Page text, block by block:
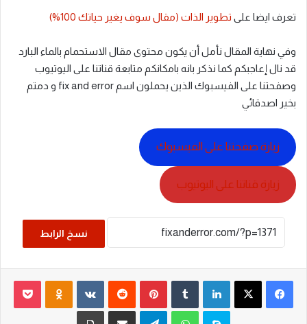
تعرف ايضا على تطوير الذات (مقال سوف يغير حياتك 100%)
وفي نهاية المقال نأمل أن يكون محتوى مقال الاستحمام بالماء البارد
قد نال إعاجبكم كما نذكر بانه بامكانكم متابعة قناتنا على اليوتيوب
وصفحتنا على الفيسبوك الذين يحملون اسم fix and error و دمتم
بخير اصدقائي
زيارة صفحتنا على الفيسبوك
زيارة قناتنا على اليوتيوب
نسخ الرابط
فيسبوك‫X لينكدإن بينتيريست
سكايب واتسابتيلقرام مشاركة عبر البريد طباعة